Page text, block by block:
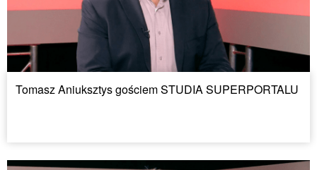
Tomasz Aniuksztys gościem STUDIA SUPERPORTALU